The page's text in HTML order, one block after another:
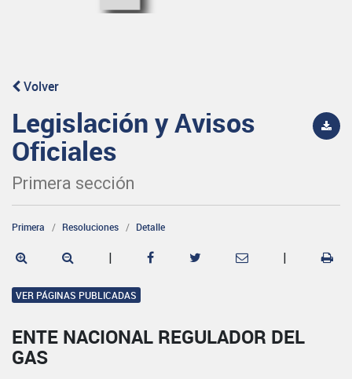
Volver
Legislación y Avisos
Oficiales
Primera sección
Primera Resoluciones Detalle
| |
VER PÁGINAS PUBLICADAS
ENTE NACIONAL REGULADOR DEL
GAS